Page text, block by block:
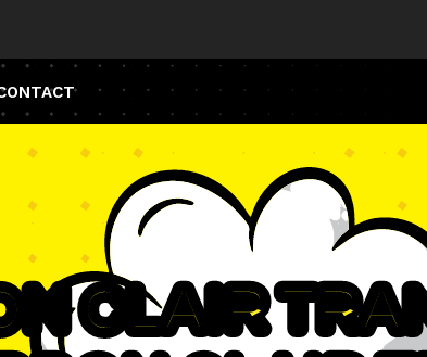
clair